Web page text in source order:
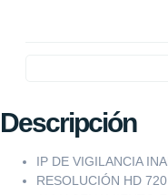
Descripción
IP DE VIGILANCIA
RESOLUCIÓN HD 720